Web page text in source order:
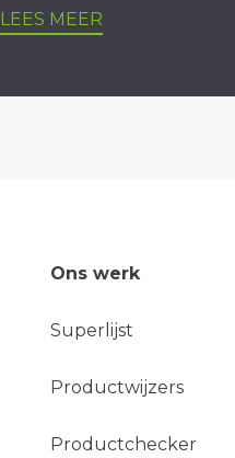
LEES MEER
Ons werk
Superlijst
Productwijzers
Productchecker